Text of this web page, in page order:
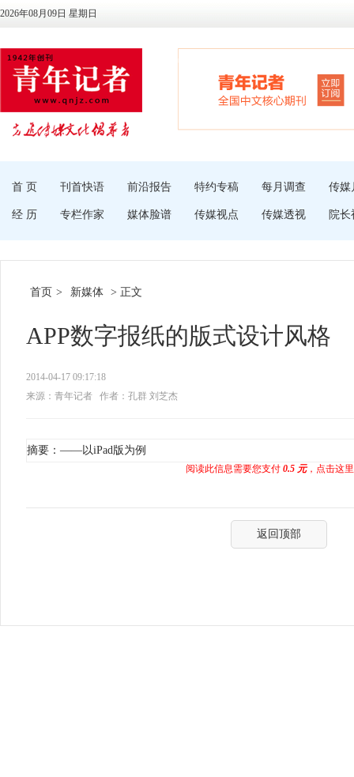
2026年08月09日 星期日
首 页 刊首快语 前沿报告 特约专稿 每月调查 传媒
经 历 专栏作家 媒体脸谱 传媒视点 传媒透视 院长
首页 > 新媒体 > 正文
APP数字报纸的版式设计风格
2014-04-17 09:17:18
来源：青年记者
作者：孔群 刘芝杰
摘要：——以iPad版为例
阅读此信息需要您支付 0.5 元，点击这
返回顶部